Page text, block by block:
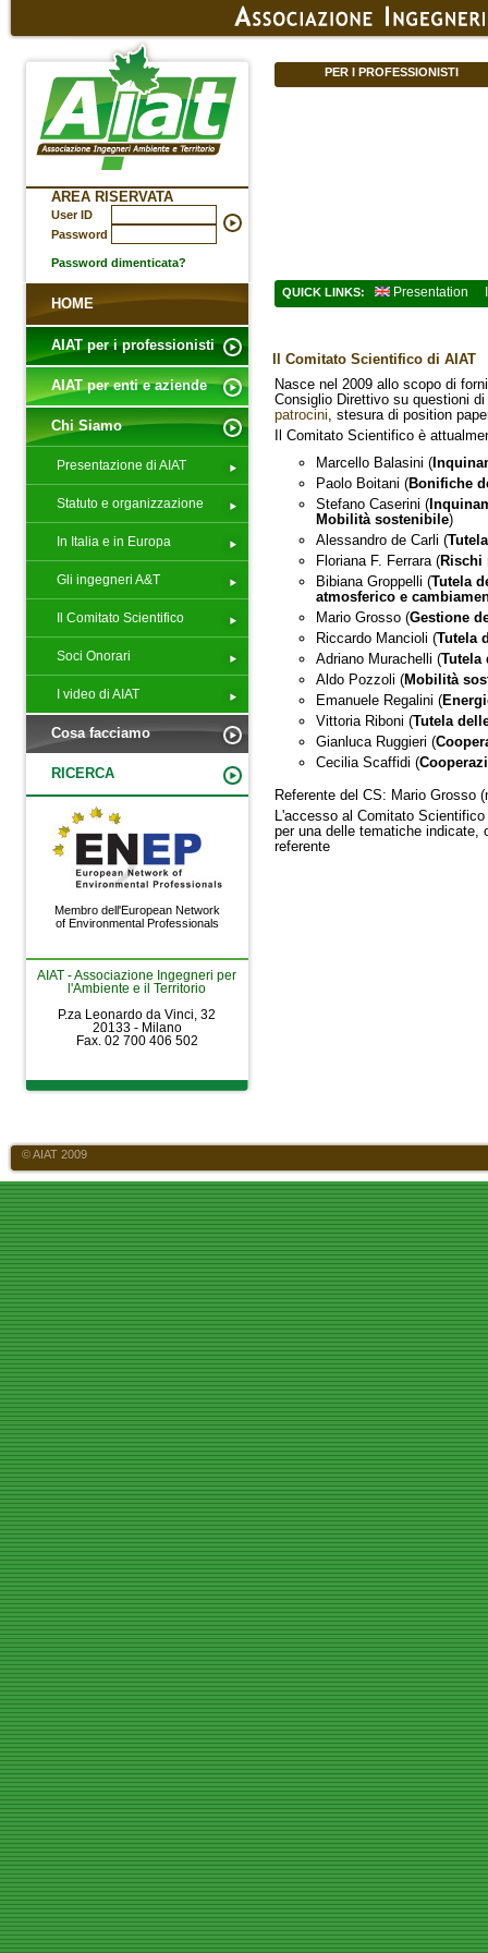
AREA RISERVATA
User ID
Password
Password dimenticata?
PER I PROFESSIONISTI
HOME
AIAT per i professionisti
AIAT per enti e aziende
Chi Siamo
Presentazione di AIAT
Statuto e organizzazione
In Italia e in Europa
Gli ingegneri A&T
Il Comitato Scientifico
Soci Onorari
I video di AIAT
Cosa facciamo
RICERCA
Membro dell'European Network
of Environmental Professionals
AIAT - Associazione Ingegneri per
l'Ambiente e il Territorio
P.za Leonardo da Vinci, 32
20133 - Milano
Fax. 02 700 406 502
QUICK LINKS: Presentation
Il Comitato Scientifico di AIAT
Nasce nel 2009 allo scopo di
Consiglio Direttivo su questioni
patrocini, stesura di position
Il Comitato Scientifico è
Marcello Balasini (
Paolo Boitani (Bonifiche
Stefano Caserini (
Mobilità sostenibile)
Alessandro de Carli (
Floriana F. Ferrara (Rischi
Bibiana Groppelli (Tutela
atmosferico e
Mario Grosso (Gestione
Riccardo Mancioli (Tutela
Adriano Murachelli (Tutela
Aldo Pozzoli (Mobilità
Emanuele Regalini (
Vittoria Riboni (Tutela
Gianluca Ruggieri (
Cecilia Scaffidi (
Referente del CS: Mario Grosso
L'accesso al Comitato
per una delle tematiche indicate,
referente
© AIAT 2009